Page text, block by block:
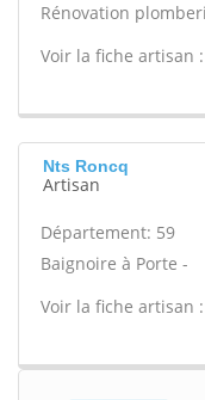
Rénovation
Voir la fiche artisan :
Nts Roncq
Artisan
Département: 59
Baignoire à Porte -
Voir la fiche artisan :